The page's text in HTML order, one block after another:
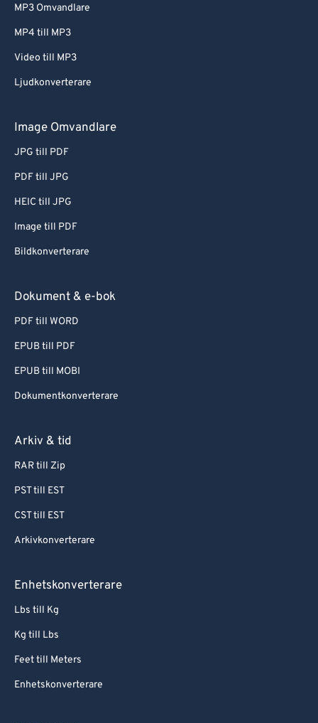
MP3 Omvandlare
MP4 till MP3
Video till MP3
Ljudkonverterare
Image Omvandlare
JPG till PDF
PDF till JPG
HEIC till JPG
Image till PDF
Bildkonverterare
Dokument & e-bok
PDF till WORD
EPUB till PDF
EPUB till MOBI
Dokumentkonverterare
Arkiv & tid
RAR till Zip
PST till EST
CST till EST
Arkivkonverterare
Enhetskonverterare
Lbs till Kg
Kg till Lbs
Feet till Meters
Enhetskonverterare